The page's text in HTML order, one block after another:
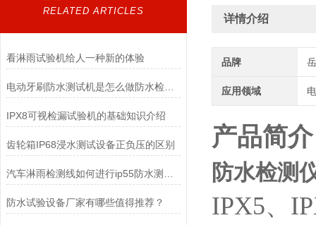
RELATED ARTICLES
看淋雨试验机给人一种新的体验
IPX8可视检漏试验机的基础知识介绍
齿轮箱IP68浸水测试设备正负压的区别
防水试验设备厂家有哪些值得推荐？
详情介绍
品牌
应用领域
产品简介
防水检测
IPX5、